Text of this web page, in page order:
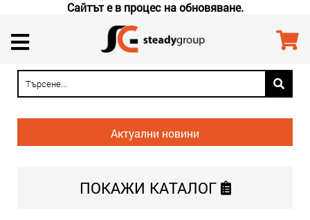
Сайтът е в процес на обновяване.
Актуални новини
ПОКАЖИ КАТАЛОГ